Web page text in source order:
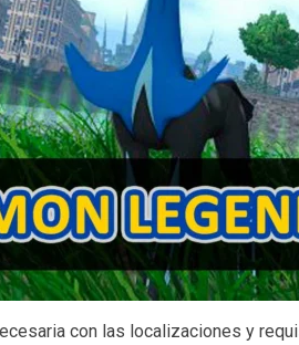
con las localizaciones y